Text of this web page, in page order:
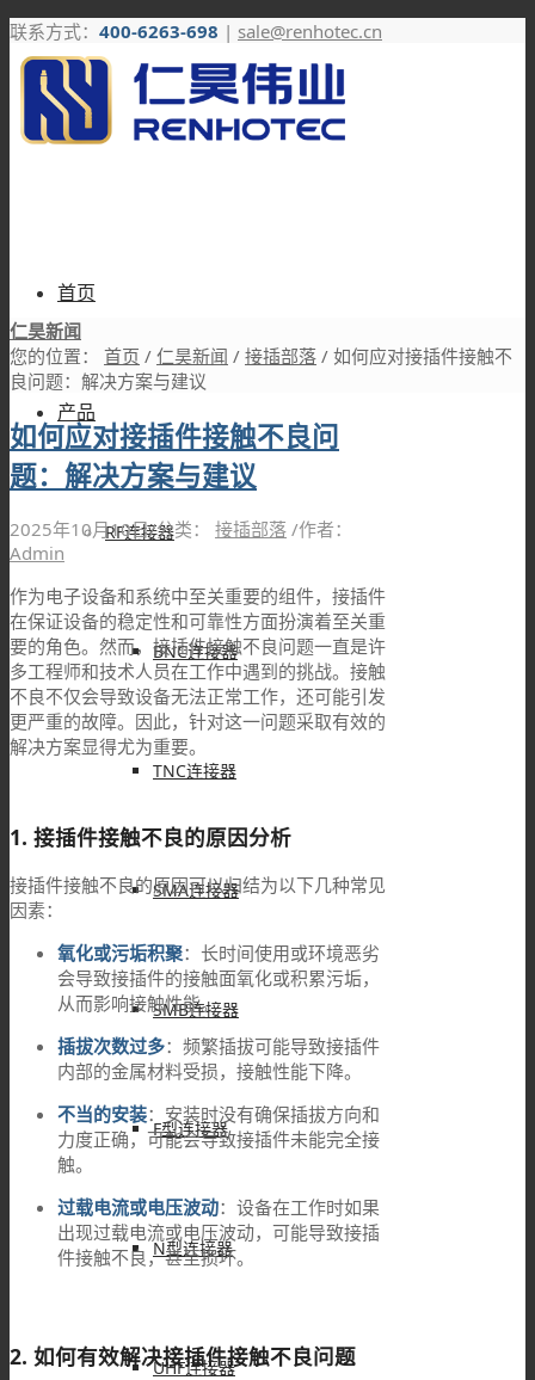
联系方式： 400-6263-698 | sale@renhotec.cn
首页
产品
RF连接器
BNC连接器
TNC连接器
SMA连接器
SMB连接器
F型连接器
N型连接器
UHF连接器
仁昊新闻
您的位置：
首页 / 仁昊新闻 / 接插部落 / 如何应对接插件接触不
良问题：解决方案与建议
如何应对接插件接触不良问
题：解决方案与建议
2025年10月10日/分类： 接插部落 /作者：
Admin
作为电子设备和系统中至关重要的组件，接插件
在保证设备的稳定性和可靠性方面扮演着至关重
要的角色。然而，接插件接触不良问题一直是许
多工程师和技术人员在工作中遇到的挑战。接触
不良不仅会导致设备无法正常工作，还可能引发
更严重的故障。因此，针对这一问题采取有效的
解决方案显得尤为重要。
1. 接插件接触不良的原因分析
接插件接触不良的原因可以归结为以下几种常见
因素：
氧化或污垢积聚：长时间使用或环境恶劣
会导致接插件的接触面氧化或积累污垢，
从而影响接触性能。
插拔次数过多：频繁插拔可能导致接插件
内部的金属材料受损，接触性能下降。
不当的安装：安装时没有确保插拔方向和
力度正确，可能会导致接插件未能完全接
触。
过载电流或电压波动：设备在工作时如果
出现过载电流或电压波动，可能导致接插
件接触不良，甚至损坏。
2. 如何有效解决接插件接触不良问题